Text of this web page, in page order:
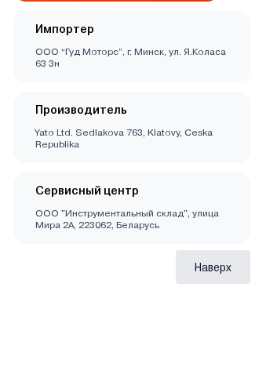
Импортер
ООО “Гуд Моторс”, г. Минск, ул. Я.Коласа
63 3н
Производитель
Yato Ltd. Sedlakova 763, Klatovy, Ceska
Republika
Сервисный центр
ООО "Инструментальный склад", улица
Мира 2А, 223062, Беларусь
Наверх